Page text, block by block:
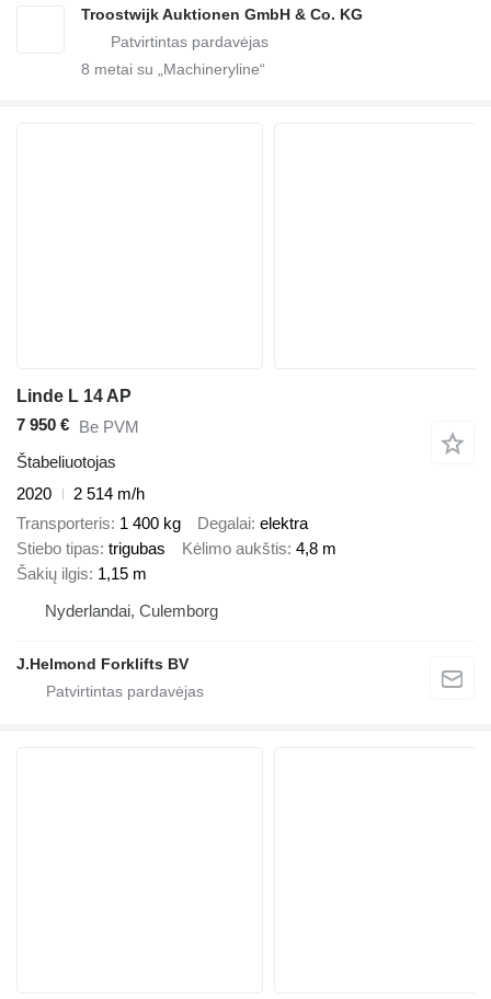
Troostwijk Auktionen GmbH & Co. KG
8 metai su „Machineryline“
Linde L 14 AP
7 950 € Be PVM
Štabeliuotojas
2020
2 514 m/h
Transporteris 1 400 kg Degalai elektra
Stiebo tipas trigubas Kėlimo aukštis 4,8 m
Šakių ilgis 1,15 m
Nyderlandai, Culemborg
J.Helmond Forklifts BV